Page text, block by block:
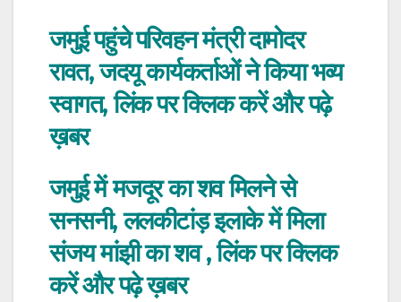
जमुई पहुंचे परिवहन मंत्री दामोदर
रावत, जदयू कार्यकर्ताओं ने किया भव्य
स्वागत, लिंक पर क्लिक करें और पढ़े
ख़बर
जमुई में मजदूर का शव मिलने से
सनसनी, ललकीटांड़ इलाके में मिला
संजय मांझी का शव , लिंक पर क्लिक
करें और पढ़े ख़बर